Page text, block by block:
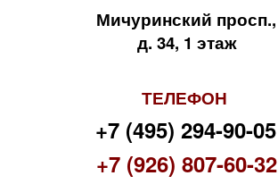
Мичуринский просп.,
д. 34, 1 этаж
ТЕЛЕФОН
+7 (495) 294-90-05
+7 (926) 807-60-32